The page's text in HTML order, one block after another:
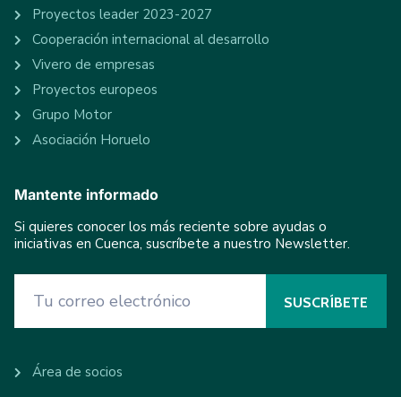
Proyectos leader 2023-2027
Cooperación internacional al desarrollo
Vivero de empresas
Proyectos europeos
Grupo Motor
Asociación Horuelo
Mantente informado
Si quieres conocer los más reciente sobre ayudas o
iniciativas en Cuenca, suscríbete a nuestro Newsletter.
Área de socios